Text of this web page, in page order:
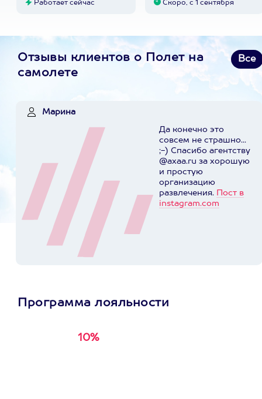
Работает сейчас Скоро, с 1 сентября
Отзывы клиентов о Полет на
самолете
Все
Марина
Да конечно это
совсем не страшно...
;-) Спасибо агентству
@axaa.ru за хорошую
и простую
организацию
развлечения. Пост в
instagram.com
Программа лояльности
10%